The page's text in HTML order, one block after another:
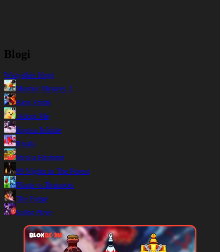
Blogi
Wszystkie blogi
Murder Mystery 2
Blox Fruits
Adopt Me
Jujutsu Infinite
Rivals
Steal a Brainrot
99 Nights in The Forest
Plants vs Brainrots
The Forge
Sailor Piece